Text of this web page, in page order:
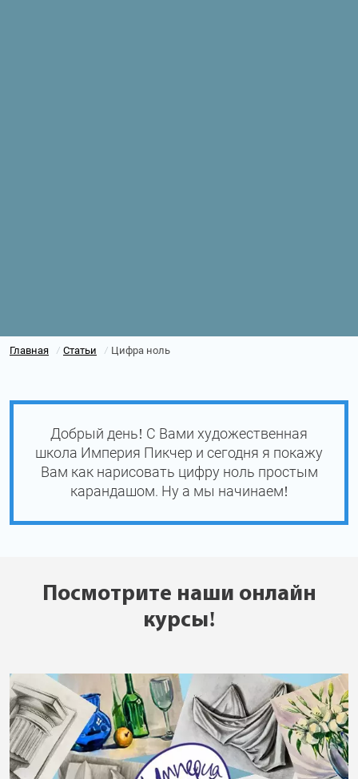
Главная / Статьи / Цифра ноль
Добрый день! С Вами художественная
школа Империя Пикчер и сегодня я покажу
Вам как нарисовать цифру ноль простым
карандашом. Ну а мы начинаем!
Посмотрите наши онлайн
курсы!